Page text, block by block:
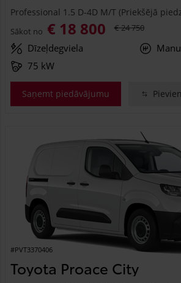
Professional 1.5 D-4D M/T (Priekšējā
Sākot no € 18 800 € 24 750
Dīzeļdegviela
75 kW
Saņemt piedāvājumu
#PVT3370406
Toyota Proace City